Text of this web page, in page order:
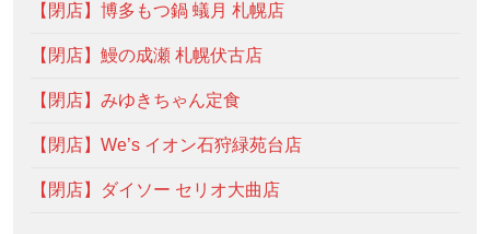
【閉店】博多もつ鍋 蟻月 札幌店
【閉店】鰻の成瀬 札幌伏古店
【閉店】みゆきちゃん定食
【閉店】We’s イオン石狩緑苑台店
【閉店】ダイソー セリオ大曲店